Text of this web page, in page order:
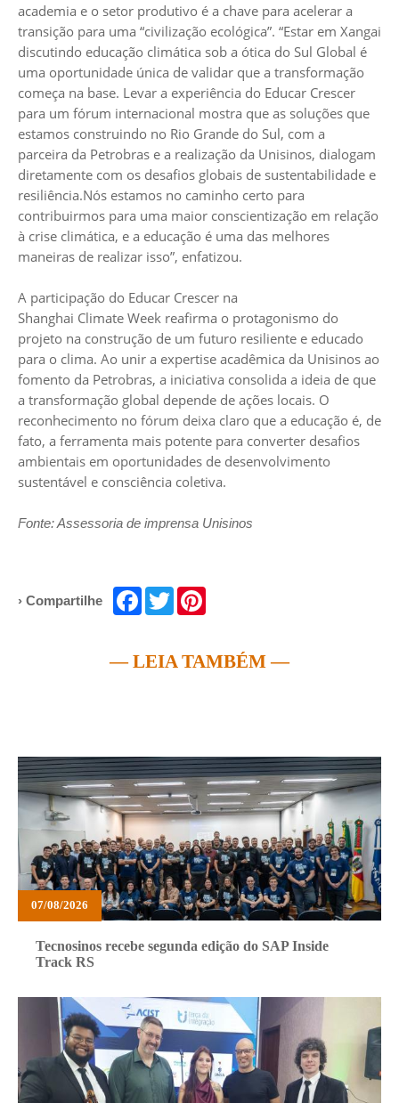
academia e o setor produtivo é a chave para acelerar a
transição para uma “civilização ecológica”. “Estar em Xangai
discutindo educação climática sob a ótica do Sul Global é
uma oportunidade única de validar que a transformação
começa na base. Levar a experiência do Educar Crescer
para um fórum internacional mostra que as soluções que
estamos construindo no Rio Grande do Sul, com a
parceira da Petrobras e a realização da Unisinos, dialogam
diretamente com os desafios globais de sustentabilidade e
resiliência.Nós estamos no caminho certo para
contribuirmos para uma maior conscientização em relação
à crise climática, e a educação é uma das melhores
maneiras de realizar isso”, enfatizou.
A participação do Educar Crescer na
Shanghai Climate Week reafirma o protagonismo do
projeto na construção de um futuro resiliente e educado
para o clima. Ao unir a expertise acadêmica da Unisinos ao
fomento da Petrobras, a iniciativa consolida a ideia de que
a transformação global depende de ações locais. O
reconhecimento no fórum deixa claro que a educação é, de
fato, a ferramenta mais potente para converter desafios
ambientais em oportunidades de desenvolvimento
sustentável e consciência coletiva.
Fonte: Assessoria de imprensa Unisinos
› Compartilhe Facebook
Twitter
— LEIA TAMBÉM —
07/08/2026
Tecnosinos recebe segunda edição do SAP Inside
Track RS